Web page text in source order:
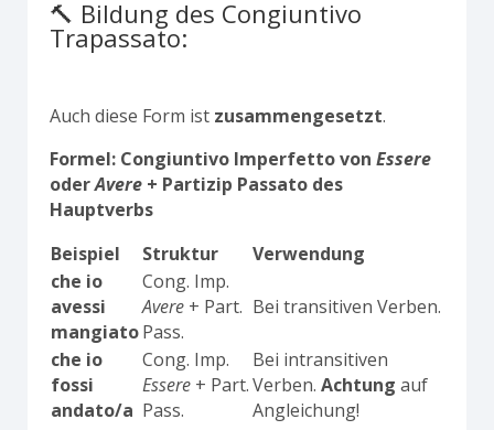
🔨 Bildung des Congiuntivo
Trapassato:
Auch diese Form ist zusammengesetzt.
Formel: Congiuntivo Imperfetto von Essere
oderAvere + Partizip Passato des
Hauptverbs
Beispiel
Struktur
Verwendung
che io
avessi
mangiato
Cong. Imp.
Avere + Part.
Pass.
Bei transitiven Verben.
che io
fossi
andato/a
Cong. Imp.
Essere + Part.
Pass.
Bei intransitiven
Verben. Achtung auf
Angleichung!